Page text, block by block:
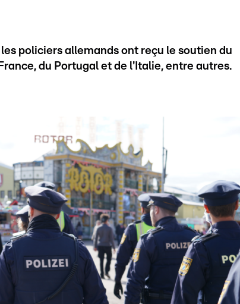
policiers allemands ont reçu le soutien du
du Portugal et de l'Italie, entre autres.